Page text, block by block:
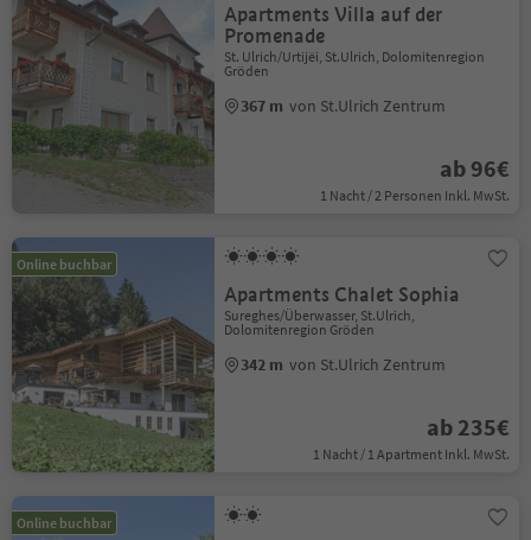
Apartments Villa auf der
Promenade
St. Ulrich/Urtijëi, St.Ulrich, Dolomitenregion
Gröden
367 m von St.Ulrich Zentrum
ab 96€
1 Nacht / 2 Personen Inkl. MwSt.
Online buchbar
Apartments Chalet Sophia
Sureghes/Überwasser, St.Ulrich,
Dolomitenregion Gröden
342 m von St.Ulrich Zentrum
ab 235€
1 Nacht / 1 Apartment Inkl. MwSt.
Online buchbar